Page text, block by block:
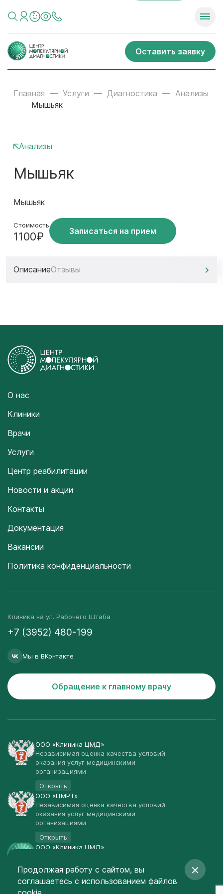
Оставить заявку
Главная Услуги Диагностика
Анализы
Мышьяк
Анализы
Мышьяк
Мышьяк
Стоимость
1100₽ Записаться на прием
ОписаниеОтзывы
О нас
Клиники
Врачи
Услуги
Центр реабилитации
Новости и акции
Контакты
Документация
Вакансии
Политика конфиденциальности
Клиника на ул. Рабочего Штаба
+7 (3952) 480-199
Мы в ВКонтакте
Обращение к главному врачу
ООО «Клиника ЦМД»
Независимая оценка качества условий
оказания услуг медицинскими
организациями
Открыть
ООО «ЦМРТ»
Независимая оценка качества условий
оказания услуг медицинскими
организациями
Открыть
ООО «Клиника ЦМД»
Открыть
© Клиника ЦМД 2003-2026
Продолжая работу с сайтом, вы
соглашаетесь с использованием файлов